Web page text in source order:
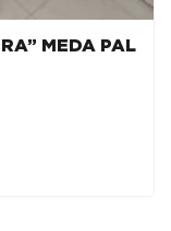
MEDA PAL